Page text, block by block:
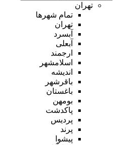
تهران
تمام شهر‌ها
تهران
آبسرد
آبعلی
ارجمند
اسلامشهر
اندیشه
باقرشهر
باغستان
بومهن
پاکدشت
پردیس
پرند
پیشوا